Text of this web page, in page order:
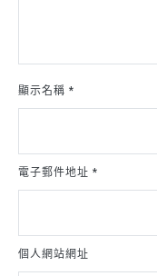
顯示名稱 *
電子郵件地址 *
個人網站網址